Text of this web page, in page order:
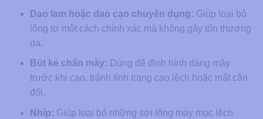
Dao lam hoặc dao cạo chuyên dụng: Giúp loại bỏ
lông tơ một cách chính xác mà không gây tổn thương
da.
Bút kẻ chân mày: Dùng để định hình dáng mày
trước khi cạo, tránh tình trạng cạo lệch hoặc mất cân
đối.
Nhíp: Giúp loại bỏ những sợi lông mày mọc lệch